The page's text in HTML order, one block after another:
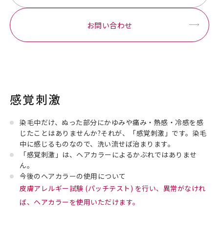
お問い合わせ
感覚刺激
染毛中だけ、ぬった部分にかゆみや痛み・熱感・冷感を感
じたことはありませんか?それが、「感覚刺激」です。染毛
中に感じるものなので、洗い流せば治まります。
「感覚刺激」は、ヘアカラーによるかぶれではありませ
ん。
今後のヘアカラーの使用について
皮膚アレルギー試験 (パッチテスト) を行い、異常がなけれ
ば、ヘアカラーを使用いただけます。